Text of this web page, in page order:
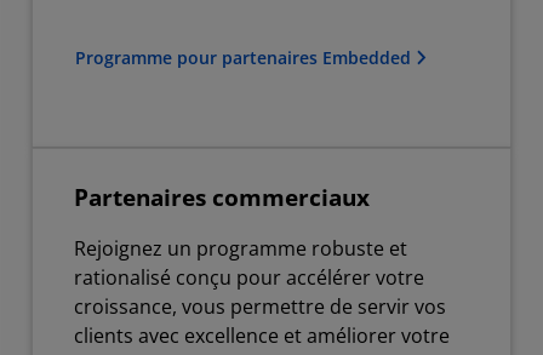
Programme pour partenaires Embedded
Partenaires commerciaux
Rejoignez un programme robuste et
rationalisé conçu pour accélérer votre
croissance, vous permettre de servir vos
clients avec excellence et améliorer votre